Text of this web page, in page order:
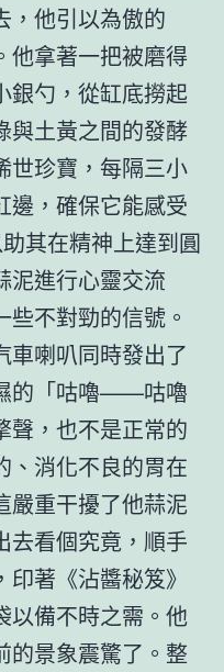
，他引以為傲的
他拿著一把被磨得
銀勺，從缸底撈起
與土黃之間的發酵
世珍寶，每隔三小
邊，確保它能感受
其在精神上達到圓
泥進行心靈交流
不對勁的信號。
車喇叭同時發出了
的「咕嚕——咕嚕
，也不是正常的
、消化不良的胃在
嚴重干擾了他蒜泥
去看個究竟，順手
著《沾醬秘笈》
以備不時之需。他
的景象震驚了。整